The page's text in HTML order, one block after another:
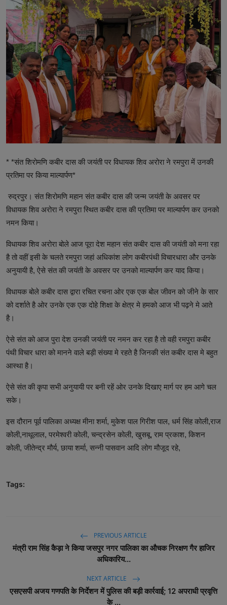
टेक्नोलॉजी
वर्ल्ड
राशिफल
करियर
Poll
Contact
Terms of Service
Privacy Policy
Cookies Policy
* *संत शिरोमणि कबीर दास की जयंती पर विधायक शिव अरोरा ने रमपुरा में उनकी
प्रतिमा पर किया माल्यार्पण*
रुद्रपुर। संत शिरोमणि महान संत कबीर दास की जन्म जयंती के अवसर पर
विधायक शिव अरोरा ने रमपुरा स्थित कबीर दास की प्रतिमा पर माल्यार्पण कर उनको
नमन किया।
विधायक शिव अरोरा बोले आज पूरा देश महान संत कबीर दास की जयंती को मना रहा
है तो वहीं इसी के चलते रमपुरा जहां अधिकांश लोग कबीरपंथी विचारधारा और उनके
अनुयायी है, ऐसे संत की जयंती के अवसर पर उनको माल्यार्पण कर याद किया।
विधायक बोले कबीर दास द्वारा रचित रचना ओर एक एक बोल जीवन को जीने के सार
को दर्शाते है ओर उनके एक एक दोहे शिक्षा के क्षेत्र मे हमको आज भी पढ़ने मे आते
है।
ऐसे संत को आज पुरा देश उनकी जयंती पर नमन कर रहा है तो वही रमपुरा कबीर
पंथी विचार धारा को मानने वाले बड़ी संख्या मे रहते है जिनकी संत कबीर दास मे बहुत
आस्था है।
ऐसे संत की कृपा सभी अनुयायी पर बनी रहें ओर उनके दिखाए मार्ग पर हम आगे चल
सके।
इस दौरान पूर्व पालिका अध्यक्ष मीना शर्मा, मुकेश पाल गिरीश पाल, धर्म सिंह कोली,राज
कोली,नाथूलाल, परमेश्वरी कोली, चन्द्रसेन कोली, खुसबू, राम प्रकाश, किशन
कोली, जीतेन्द्र मौर्य, छाया शर्मा, सन्नी पासवान आदि लोग मौजूद रहे,
Tags:
PREVIOUS ARTICLE
मंत्री राम सिंह कैड़ा ने किया जसपुर नगर पालिका का औचक निरक्षण गैर हाजिर
अधिकारिय...
NEXT ARTICLE
एसएसपी अजय गणपति के निर्देशन में पुलिस की बड़ी कार्रवाई; 12 अपराधी प्रवृत्ति
के ...